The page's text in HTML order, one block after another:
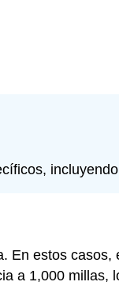
En estos casos,
a 1,000